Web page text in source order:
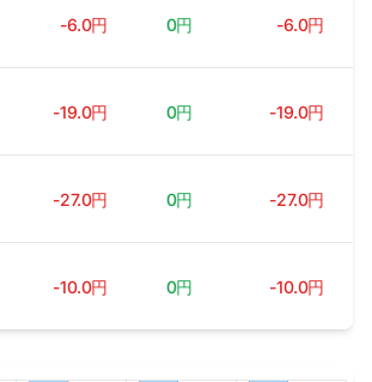
-6.0円 0円 -6.0円
-19.0円 0円 -19.0円
-27.0円 0円 -27.0円
-10.0円 0円 -10.0円